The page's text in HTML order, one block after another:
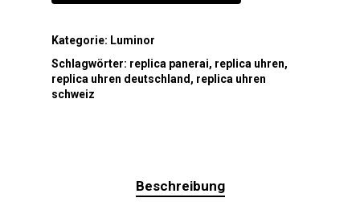
Kategorie: Luminor
Schlagwörter: replica panerai, replica uhren,
replica uhren deutschland , replica uhren
schweiz
Beschreibung